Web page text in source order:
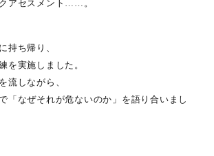
アセスメント……。
持ち帰り、
を実施しました。
流しながら、
「なぜそれが危ないのか」を語り合いまし